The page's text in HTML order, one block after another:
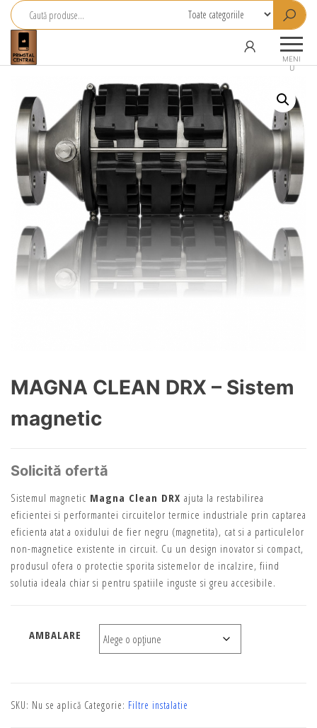
Central
MENI
U
MAGNA CLEAN DRX – Sistem
magnetic
Solicită ofertă
Sistemul magnetic Magna Clean DRX ajuta la restabilirea
eficientei si performantei circuitelor termice industriale prin captarea
eficienta atat a oxidului de fier negru (magnetita), cat si a particulelor
non-magnetice existente in circuit. Cu un design inovator si compact,
produsul ofera o protectie sporita sistemelor de incalzire, fiind
solutia ideala chiar si pentru spatiile inguste si greu accesibile.
AMBALARE
SKU: Nu se aplică Categorie: Filtre instalatie